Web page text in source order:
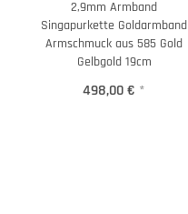
2,9mm Armband
Singapurkette Goldarmband
Armschmuck aus 585 Gold
Gelbgold 19cm
498,00 € *